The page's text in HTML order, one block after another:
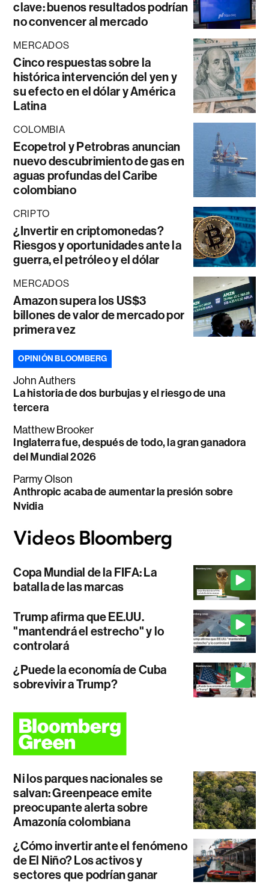
clave: buenos resultados podrían
no convencer al mercado
MERCADOS
Cinco respuestas sobre la
histórica intervención del yen y
su efecto en el dólar y América
Latina
COLOMBIA
Ecopetrol y Petrobras anuncian
nuevo descubrimiento de gas en
aguas profundas del Caribe
colombiano
CRIPTO
¿Invertir en criptomonedas?
Riesgos y oportunidades ante la
guerra, el petróleo y el dólar
MERCADOS
Amazon supera los US$3
billones de valor de mercado por
primera vez
OPINIÓN BLOOMBERG
John Authers
La historia de dos burbujas y el riesgo de una
tercera
Matthew Brooker
Inglaterra fue, después de todo, la gran ganadora
del Mundial 2026
Parmy Olson
Anthropic acaba de aumentar la presión sobre
Nvidia
Copa Mundial de la FIFA: La
batalla de las marcas
Trump afirma que EE.UU.
"mantendrá el estrecho" y lo
controlará
¿Puede la economía de Cuba
sobrevivir a Trump?
Ni los parques nacionales se
salvan: Greenpeace emite
preocupante alerta sobre
Amazonía colombiana
¿Cómo invertir ante el fenómeno
de El Niño? Los activos y
sectores que podrían ganar